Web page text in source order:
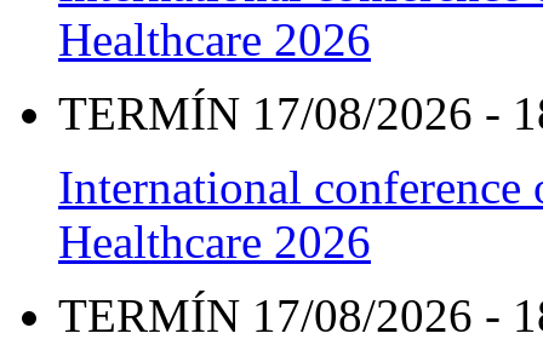
Healthcare 2026
TERMÍN 17/08/2026 -
International
Healthcare 2026
TERMÍN 17/08/2026 -